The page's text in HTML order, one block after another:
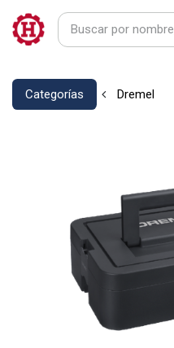
Categorías Dremel